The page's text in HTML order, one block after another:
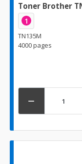
Toner Brother
1
TN135M
4000 pages
